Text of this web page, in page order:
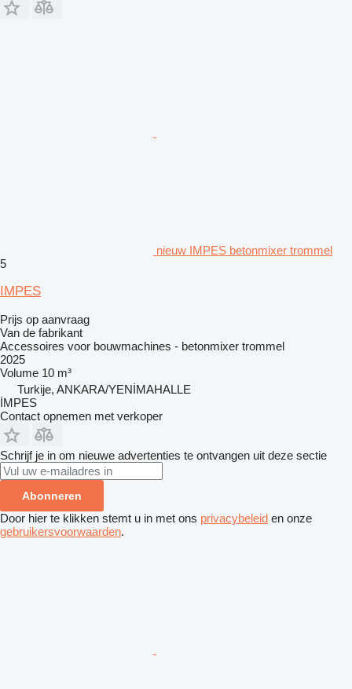
nieuw IMPES betonmixer trommel
5
IMPES
Prijs op aanvraag
Van de fabrikant
Accessoires voor bouwmachines - betonmixer trommel
2025
Volume 10 m³
Turkije, ANKARA/YENİMAHALLE
İMPES
Contact opnemen met verkoper
Schrijf je in om nieuwe advertenties te ontvangen uit deze sectie
Abonneren
Door hier te klikken stemt u in met ons privacybeleid en onze
gebruikersvoorwaarden.